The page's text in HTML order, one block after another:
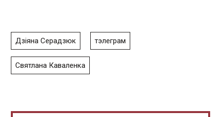
Дзіяна Серадзюк тэлеграм
Святлана Каваленка